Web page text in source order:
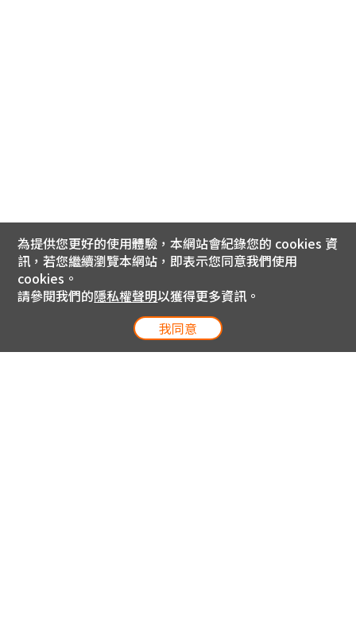
為提供您更好的使用體驗，本網站會紀錄您的 cookies 資
訊，若您繼續瀏覽本網站，即表示您同意我們使用
cookies。
請參閱我們的隱私權聲明以獲得更多資訊。
我同意